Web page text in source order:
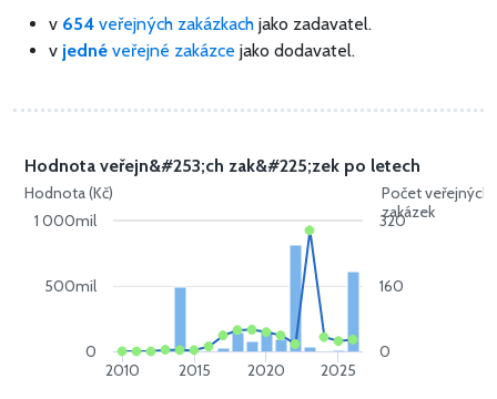
v 654 veřejných zakázkach jako zadavatel.
v jedné veřejné zakázce jako dodavatel.
Hodnota (Kč)
Počet veřejných
zakázek
Hodnota veřejn&#253;ch zak&#225;zek po letech
2010 2015 2020 2025
0
500mil
1 000mil
0
160
320